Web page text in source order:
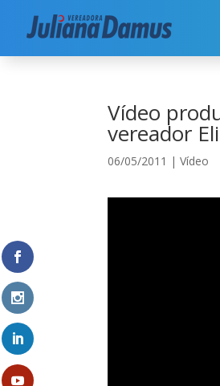
Início|Vídeo
Vídeo
vereador
06/05/2011 |Vídeo